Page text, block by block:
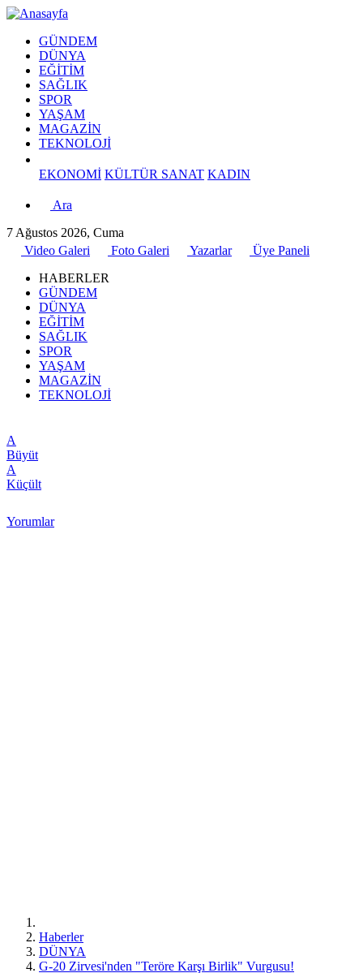
GÜNDEM
DÜNYA
EĞİTİM
SAĞLIK
SPOR
YAŞAM
MAGAZİN
TEKNOLOJİ
EKONOMİ KÜLTÜR SANAT KADIN
Ara
7 Ağustos 2026, Cuma
Video Galeri
Foto Galeri Yazarlar
Üye Paneli
HABERLER
GÜNDEM
DÜNYA
EĞİTİM
SAĞLIK
SPOR
YAŞAM
MAGAZİN
TEKNOLOJİ
A
Büyüt
A
Küçült
Yorumlar
Haberler
DÜNYA
G-20 Zirvesi'nden "Teröre Karşı Birlik" Vurgusu!